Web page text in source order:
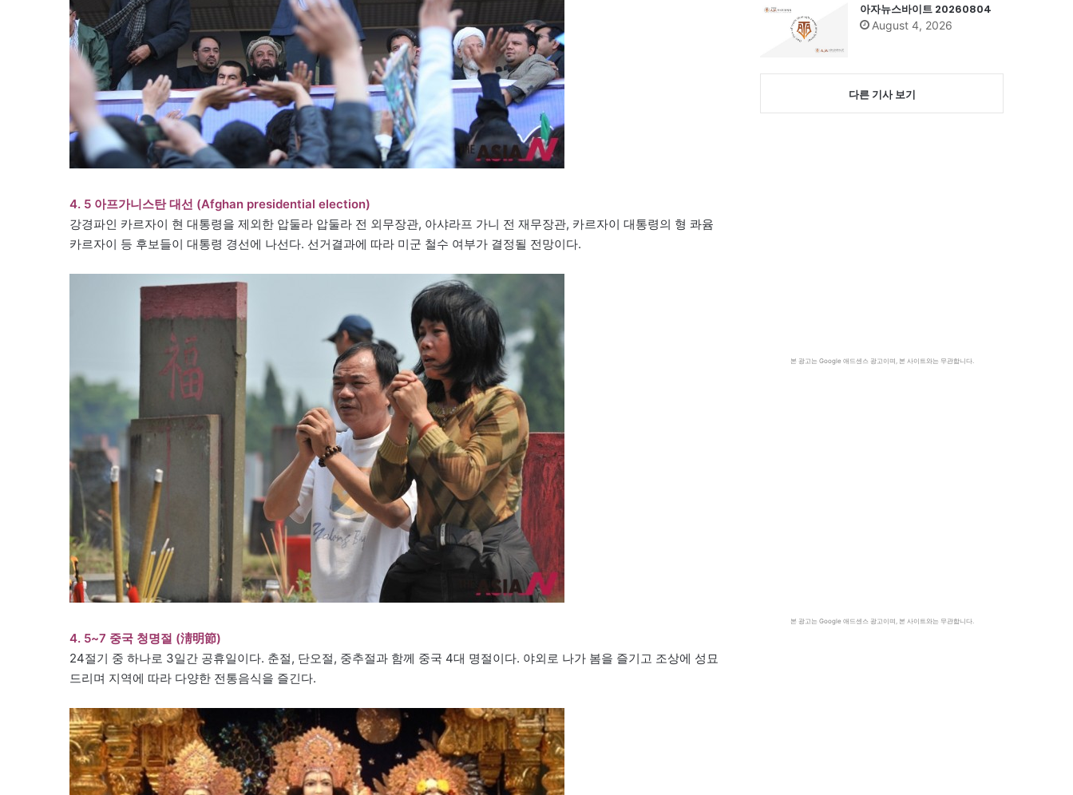
4. 5 아프가니스탄 대선 (Afghan presidential election)
강경파인 카르자이 현 대통령을 제외한 압둘라 압둘라 전 외무장관, 아샤라프 가니 전 재무장관, 카르자이 대통령의 형 콰윰
카르자이 등 후보들이 대통령 경선에 나선다. 선거결과에 따라 미군 철수 여부가 결정될 전망이다.
4. 5~7 중국 청명절 (淸明節)
24절기 중 하나로 3일간 공휴일이다. 춘절, 단오절, 중추절과 함께 중국 4대 명절이다. 야외로 나가 봄을 즐기고 조상에 성묘
드리며 지역에 따라 다양한 전통음식을 즐긴다.
아자뉴스바이트 20260804
August 4, 2026
다른 기사 보기
본 광고는 Google 애드센스 광고이며, 본 사이트와는 무관합니다.
본 광고는 Google 애드센스 광고이며, 본 사이트와는 무관합니다.